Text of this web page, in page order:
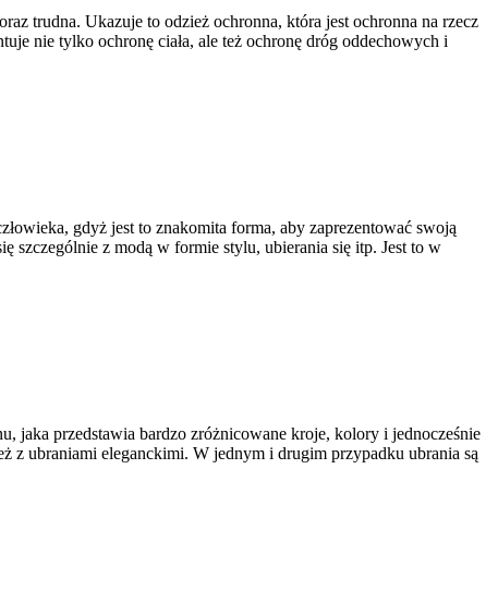
trudna. Ukazuje to odzież ochronna, która jest ochronna na rzecz
nie tylko ochronę ciała, ale też ochronę dróg oddechowych i
gdyż jest to znakomita forma, aby zaprezentować swoją
szczególnie z modą w formie stylu, ubierania się itp. Jest to w
jaka przedstawia bardzo zróżnicowane kroje, kolory i jednocześnie
z ubraniami eleganckimi. W jednym i drugim przypadku ubrania są